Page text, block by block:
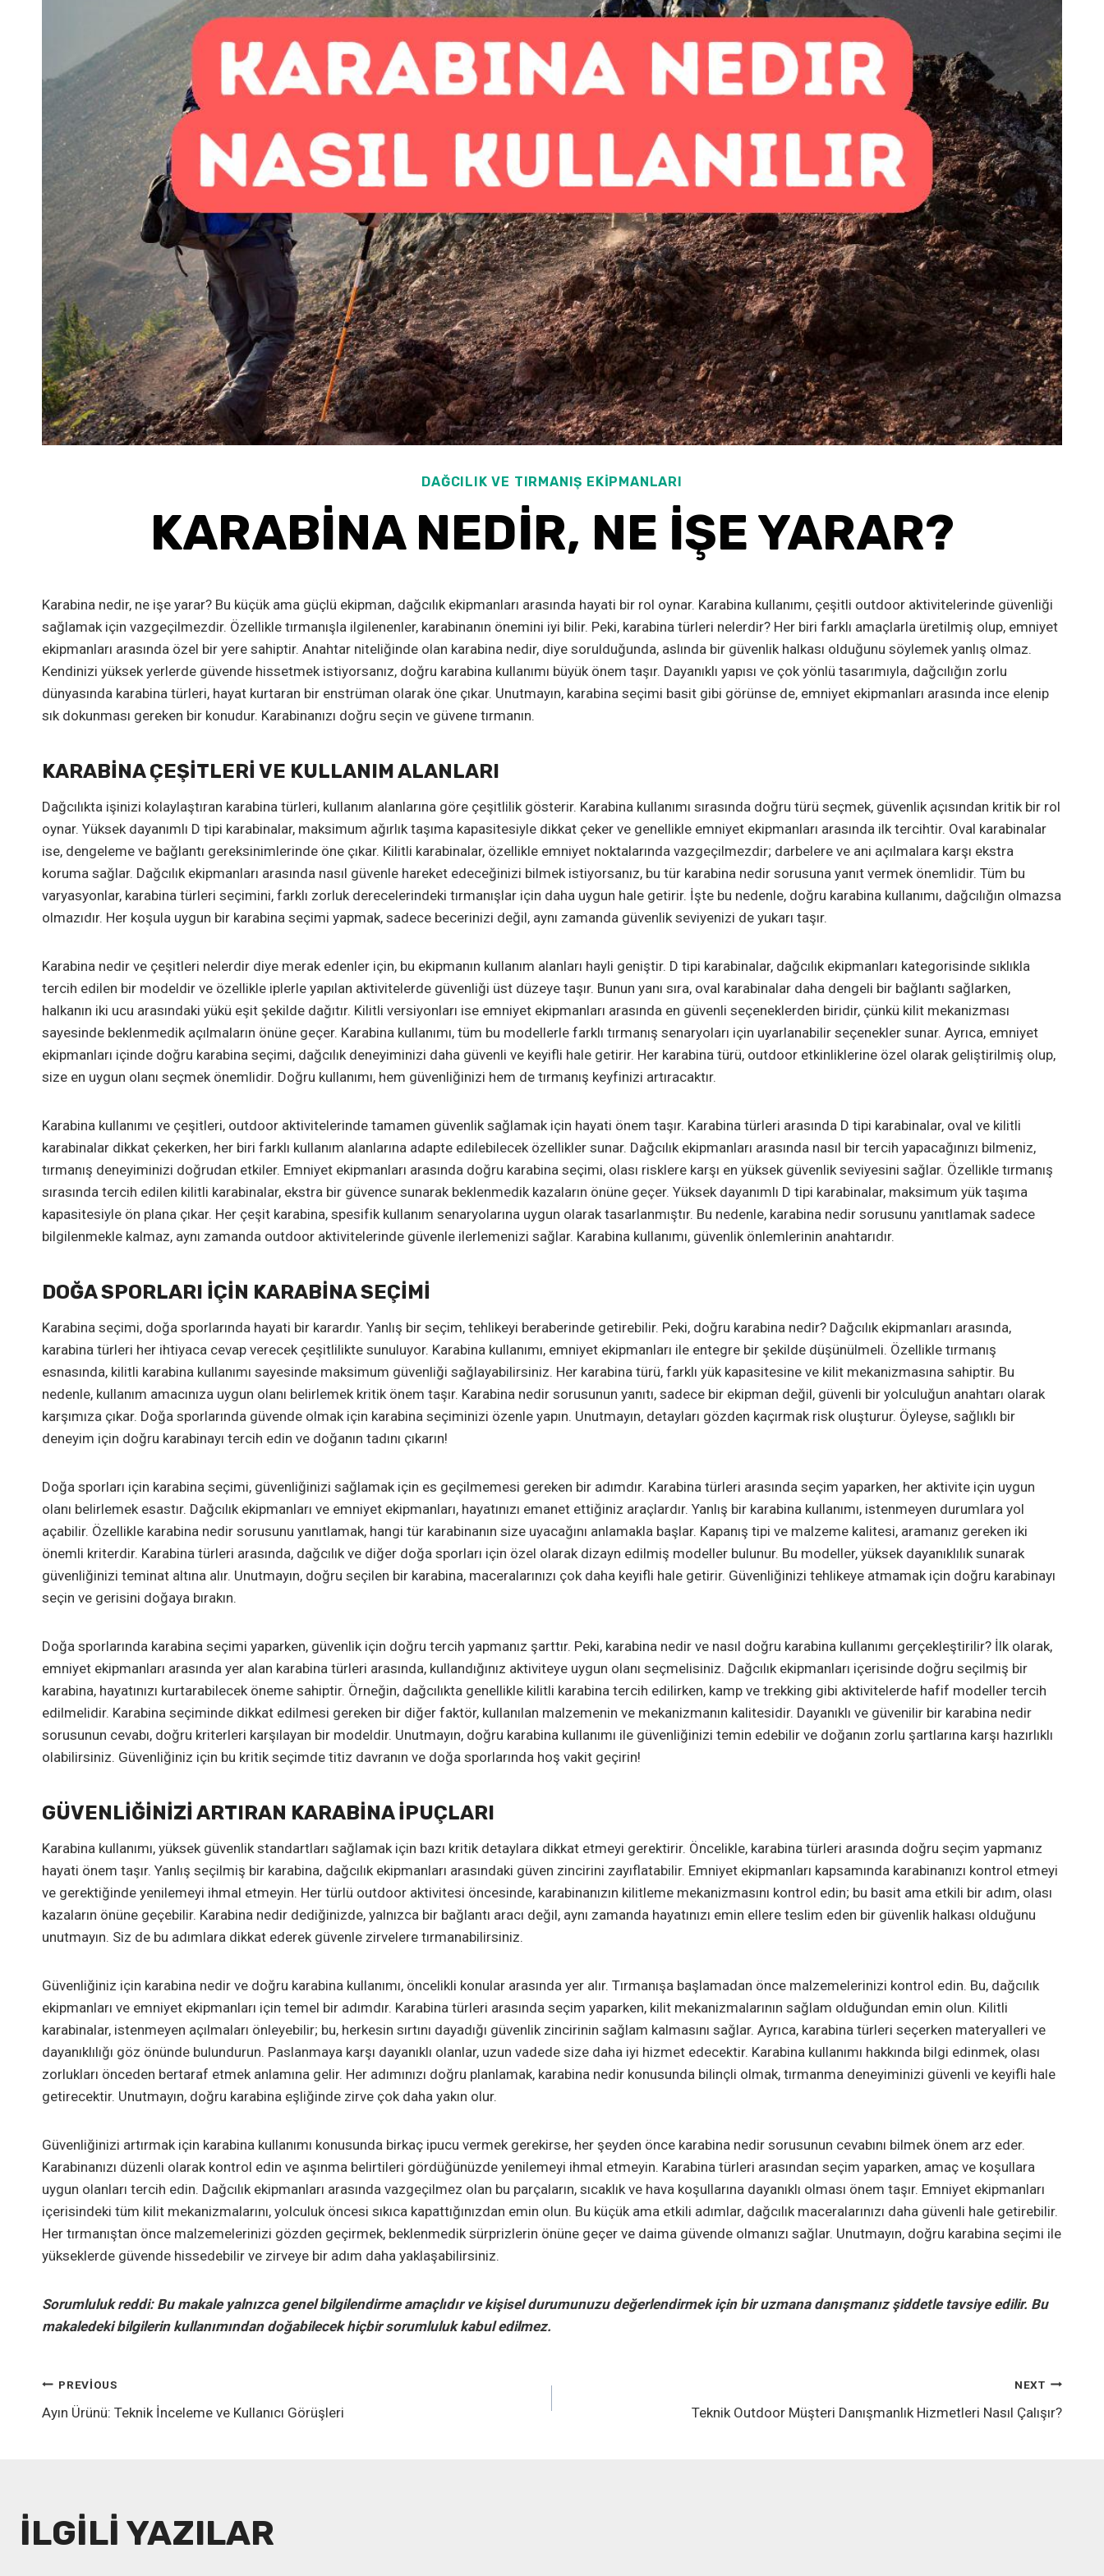
DAĞCILIK VE TIRMANIŞ EKIPMANLARI
KARABINA NEDIR, NE İŞE YARAR?
Karabina nedir, ne işe yarar? Bu küçük ama güçlü ekipman, dağcılık ekipmanları arasında hayati bir rol oynar. Karabina kullanımı, çeşitli outdoor aktivitelerinde güvenliği
sağlamak için vazgeçilmezdir. Özellikle tırmanışla ilgilenenler, karabinanın önemini iyi bilir. Peki, karabina türleri nelerdir? Her biri farklı amaçlarla üretilmiş olup, emniyet
ekipmanları arasında özel bir yere sahiptir. Anahtar niteliğinde olan karabina nedir, diye sorulduğunda, aslında bir güvenlik halkası olduğunu söylemek yanlış olmaz.
Kendinizi yüksek yerlerde güvende hissetmek istiyorsanız, doğru karabina kullanımı büyük önem taşır. Dayanıklı yapısı ve çok yönlü tasarımıyla, dağcılığın zorlu
dünyasında karabina türleri, hayat kurtaran bir enstrüman olarak öne çıkar. Unutmayın, karabina seçimi basit gibi görünse de, emniyet ekipmanları arasında ince elenip
sık dokunması gereken bir konudur. Karabinanızı doğru seçin ve güvene tırmanın.
KARABINA ÇEŞITLERI VE KULLANIM ALANLARI
Dağcılıkta işinizi kolaylaştıran karabina türleri, kullanım alanlarına göre çeşitlilik gösterir. Karabina kullanımı sırasında doğru türü seçmek, güvenlik açısından kritik bir rol
oynar. Yüksek dayanımlı D tipi karabinalar, maksimum ağırlık taşıma kapasitesiyle dikkat çeker ve genellikle emniyet ekipmanları arasında ilk tercihtir. Oval karabinalar
ise, dengeleme ve bağlantı gereksinimlerinde öne çıkar. Kilitli karabinalar, özellikle emniyet noktalarında vazgeçilmezdir; darbelere ve ani açılmalara karşı ekstra
koruma sağlar. Dağcılık ekipmanları arasında nasıl güvenle hareket edeceğinizi bilmek istiyorsanız, bu tür karabina nedir sorusuna yanıt vermek önemlidir. Tüm bu
varyasyonlar, karabina türleri seçimini, farklı zorluk derecelerindeki tırmanışlar için daha uygun hale getirir. İşte bu nedenle, doğru karabina kullanımı, dağcılığın olmazsa
olmazıdır. Her koşula uygun bir karabina seçimi yapmak, sadece becerinizi değil, aynı zamanda güvenlik seviyenizi de yukarı taşır.
Karabina nedir ve çeşitleri nelerdir diye merak edenler için, bu ekipmanın kullanım alanları hayli geniştir. D tipi karabinalar, dağcılık ekipmanları kategorisinde sıklıkla
tercih edilen bir modeldir ve özellikle iplerle yapılan aktivitelerde güvenliği üst düzeye taşır. Bunun yanı sıra, oval karabinalar daha dengeli bir bağlantı sağlarken,
halkanın iki ucu arasındaki yükü eşit şekilde dağıtır. Kilitli versiyonları ise emniyet ekipmanları arasında en güvenli seçeneklerden biridir, çünkü kilit mekanizması
sayesinde beklenmedik açılmaların önüne geçer. Karabina kullanımı, tüm bu modellerle farklı tırmanış senaryoları için uyarlanabilir seçenekler sunar. Ayrıca, emniyet
ekipmanları içinde doğru karabina seçimi, dağcılık deneyiminizi daha güvenli ve keyifli hale getirir. Her karabina türü, outdoor etkinliklerine özel olarak geliştirilmiş olup,
size en uygun olanı seçmek önemlidir. Doğru kullanımı, hem güvenliğinizi hem de tırmanış keyfinizi artıracaktır.
Karabina kullanımı ve çeşitleri, outdoor aktivitelerinde tamamen güvenlik sağlamak için hayati önem taşır. Karabina türleri arasında D tipi karabinalar, oval ve kilitli
karabinalar dikkat çekerken, her biri farklı kullanım alanlarına adapte edilebilecek özellikler sunar. Dağcılık ekipmanları arasında nasıl bir tercih yapacağınızı bilmeniz,
tırmanış deneyiminizi doğrudan etkiler. Emniyet ekipmanları arasında doğru karabina seçimi, olası risklere karşı en yüksek güvenlik seviyesini sağlar. Özellikle tırmanış
sırasında tercih edilen kilitli karabinalar, ekstra bir güvence sunarak beklenmedik kazaların önüne geçer. Yüksek dayanımlı D tipi karabinalar, maksimum yük taşıma
kapasitesiyle ön plana çıkar. Her çeşit karabina, spesifik kullanım senaryolarına uygun olarak tasarlanmıştır. Bu nedenle, karabina nedir sorusunu yanıtlamak sadece
bilgilenmekle kalmaz, aynı zamanda outdoor aktivitelerinde güvenle ilerlemenizi sağlar. Karabina kullanımı, güvenlik önlemlerinin anahtarıdır.
DOĞA SPORLARI İÇIN KARABINA SEÇIMI
Karabina seçimi, doğa sporlarında hayati bir karardır. Yanlış bir seçim, tehlikeyi beraberinde getirebilir. Peki, doğru karabina nedir? Dağcılık ekipmanları arasında,
karabina türleri her ihtiyaca cevap verecek çeşitlilikte sunuluyor. Karabina kullanımı, emniyet ekipmanları ile entegre bir şekilde düşünülmeli. Özellikle tırmanış
esnasında, kilitli karabina kullanımı sayesinde maksimum güvenliği sağlayabilirsiniz. Her karabina türü, farklı yük kapasitesine ve kilit mekanizmasına sahiptir. Bu
nedenle, kullanım amacınıza uygun olanı belirlemek kritik önem taşır. Karabina nedir sorusunun yanıtı, sadece bir ekipman değil, güvenli bir yolculuğun anahtarı olarak
karşımıza çıkar. Doğa sporlarında güvende olmak için karabina seçiminizi özenle yapın. Unutmayın, detayları gözden kaçırmak risk oluşturur. Öyleyse, sağlıklı bir
deneyim için doğru karabinayı tercih edin ve doğanın tadını çıkarın!
Doğa sporları için karabina seçimi, güvenliğinizi sağlamak için es geçilmemesi gereken bir adımdır. Karabina türleri arasında seçim yaparken, her aktivite için uygun
olanı belirlemek esastır. Dağcılık ekipmanları ve emniyet ekipmanları, hayatınızı emanet ettiğiniz araçlardır. Yanlış bir karabina kullanımı, istenmeyen durumlara yol
açabilir. Özellikle karabina nedir sorusunu yanıtlamak, hangi tür karabinanın size uyacağını anlamakla başlar. Kapanış tipi ve malzeme kalitesi, aramanız gereken iki
önemli kriterdir. Karabina türleri arasında, dağcılık ve diğer doğa sporları için özel olarak dizayn edilmiş modeller bulunur. Bu modeller, yüksek dayanıklılık sunarak
güvenliğinizi teminat altına alır. Unutmayın, doğru seçilen bir karabina, maceralarınızı çok daha keyifli hale getirir. Güvenliğinizi tehlikeye atmamak için doğru karabinayı
seçin ve gerisini doğaya bırakın.
Doğa sporlarında karabina seçimi yaparken, güvenlik için doğru tercih yapmanız şarttır. Peki, karabina nedir ve nasıl doğru karabina kullanımı gerçekleştirilir? İlk olarak,
emniyet ekipmanları arasında yer alan karabina türleri arasında, kullandığınız aktiviteye uygun olanı seçmelisiniz. Dağcılık ekipmanları içerisinde doğru seçilmiş bir
karabina, hayatınızı kurtarabilecek öneme sahiptir. Örneğin, dağcılıkta genellikle kilitli karabina tercih edilirken, kamp ve trekking gibi aktivitelerde hafif modeller tercih
edilmelidir. Karabina seçiminde dikkat edilmesi gereken bir diğer faktör, kullanılan malzemenin ve mekanizmanın kalitesidir. Dayanıklı ve güvenilir bir karabina nedir
sorusunun cevabı, doğru kriterleri karşılayan bir modeldir. Unutmayın, doğru karabina kullanımı ile güvenliğinizi temin edebilir ve doğanın zorlu şartlarına karşı hazırlıklı
olabilirsiniz. Güvenliğiniz için bu kritik seçimde titiz davranın ve doğa sporlarında hoş vakit geçirin!
GÜVENLIĞINIZI ARTIRAN KARABINA İPUÇLARI
Karabina kullanımı, yüksek güvenlik standartları sağlamak için bazı kritik detaylara dikkat etmeyi gerektirir. Öncelikle, karabina türleri arasında doğru seçim yapmanız
hayati önem taşır. Yanlış seçilmiş bir karabina, dağcılık ekipmanları arasındaki güven zincirini zayıflatabilir. Emniyet ekipmanları kapsamında karabinanızı kontrol etmeyi
ve gerektiğinde yenilemeyi ihmal etmeyin. Her türlü outdoor aktivitesi öncesinde, karabinanızın kilitleme mekanizmasını kontrol edin; bu basit ama etkili bir adım, olası
kazaların önüne geçebilir. Karabina nedir dediğinizde, yalnızca bir bağlantı aracı değil, aynı zamanda hayatınızı emin ellere teslim eden bir güvenlik halkası olduğunu
unutmayın. Siz de bu adımlara dikkat ederek güvenle zirvelere tırmanabilirsiniz.
Güvenliğiniz için karabina nedir ve doğru karabina kullanımı, öncelikli konular arasında yer alır. Tırmanışa başlamadan önce malzemelerinizi kontrol edin. Bu, dağcılık
ekipmanları ve emniyet ekipmanları için temel bir adımdır. Karabina türleri arasında seçim yaparken, kilit mekanizmalarının sağlam olduğundan emin olun. Kilitli
karabinalar, istenmeyen açılmaları önleyebilir; bu, herkesin sırtını dayadığı güvenlik zincirinin sağlam kalmasını sağlar. Ayrıca, karabina türleri seçerken materyalleri ve
dayanıklılığı göz önünde bulundurun. Paslanmaya karşı dayanıklı olanlar, uzun vadede size daha iyi hizmet edecektir. Karabina kullanımı hakkında bilgi edinmek, olası
zorlukları önceden bertaraf etmek anlamına gelir. Her adımınızı doğru planlamak, karabina nedir konusunda bilinçli olmak, tırmanma deneyiminizi güvenli ve keyifli hale
getirecektir. Unutmayın, doğru karabina eşliğinde zirve çok daha yakın olur.
Güvenliğinizi artırmak için karabina kullanımı konusunda birkaç ipucu vermek gerekirse, her şeyden önce karabina nedir sorusunun cevabını bilmek önem arz eder.
Karabinanızı düzenli olarak kontrol edin ve aşınma belirtileri gördüğünüzde yenilemeyi ihmal etmeyin. Karabina türleri arasından seçim yaparken, amaç ve koşullara
uygun olanları tercih edin. Dağcılık ekipmanları arasında vazgeçilmez olan bu parçaların, sıcaklık ve hava koşullarına dayanıklı olması önem taşır. Emniyet ekipmanları
içerisindeki tüm kilit mekanizmalarını, yolculuk öncesi sıkıca kapattığınızdan emin olun. Bu küçük ama etkili adımlar, dağcılık maceralarınızı daha güvenli hale getirebilir.
Her tırmanıştan önce malzemelerinizi gözden geçirmek, beklenmedik sürprizlerin önüne geçer ve daima güvende olmanızı sağlar. Unutmayın, doğru karabina seçimi ile
yükseklerde güvende hissedebilir ve zirveye bir adım daha yaklaşabilirsiniz.
Sorumluluk reddi: Bu makale yalnızca genel bilgilendirme amaçlıdır ve kişisel durumunuzu değerlendirmek için bir uzmana danışmanız şiddetle tavsiye edilir. Bu
makaledeki bilgilerin kullanımından doğabilecek hiçbir sorumluluk kabul edilmez.
YAZI
PREVIOUS
Ayın Ürünü: Teknik İnceleme ve Kullanıcı Görüşleri
NEXT
Teknik Outdoor Müşteri Danışmanlık Hizmetleri Nasıl Çalışır?
İLGILI YAZILAR